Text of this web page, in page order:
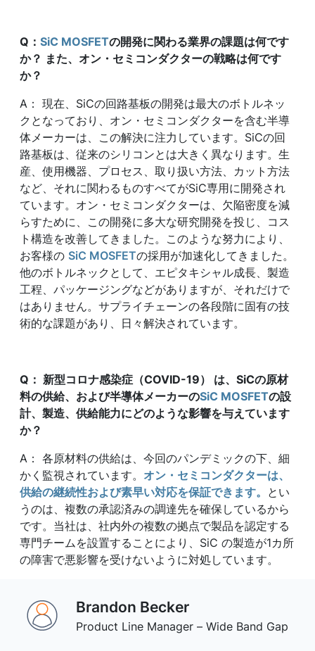
Q ： SiC MOSFETの開発に関わる業界の課題は何です
か？ また、オン・セミコンダクターの戦略は何です
か？
A： 現在、SiCの回路基板の開発は最大のボトルネッ
クとなっており、オン・セミコンダクターを含む半導
体メーカーは、この解決に注力しています。SiCの回
路基板は、従来のシリコンとは大きく異なります。生
産、使用機器、プロセス、取り扱い方法、カット方法
など、それに関わるものすべてがSiC専用に開発され
ています。オン・セミコンダクターは、欠陥密度を減
らすために、この開発に多大な研究開発を投じ、コス
ト構造を改善してきました。このような努力により、
お客様の SiC MOSFETの採用が加速化してきました。
他のボトルネックとして、エピタキシャル成長、製造
工程、パッケージングなどがありますが、それだけで
はありません。サプライチェーンの各段階に固有の技
術的な課題があり、日々解決されています。
Q ： 新型コロナ感染症（COVID-19） は、 SiCの原材
料の供給、および半導体メーカーのSiC MOSFETの設
計、製造、供給能力にどのような影響を与えています
か？
A： 各原材料の供給は、今回のパンデミックの下、細
かく監視されています。 オン・セミコンダクターは、
供給の継続性および素早い対応を保証できます。 とい
うのは、複数の承認済みの調達先を確保しているから
です。当社は、社内外の複数の拠点で製品を認定する
専門チームを設置することにより、SiC の製造が1カ所
の障害で悪影響を受けないように対処しています。
Brandon Becker
Product Line Manager – Wide Band Gap